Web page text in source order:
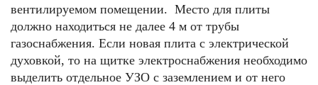
вентилируемом помещении. Место для плиты
должно находиться не далее 4 м от трубы
газоснабжения. Если новая плита с электрической
духовкой, то на щитке электроснабжения необходимо
выделить отдельное УЗО с заземлением и от него